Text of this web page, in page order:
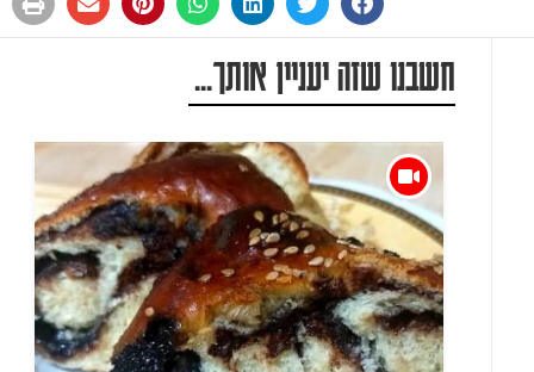
חשבנו שזה יעניין אותך...